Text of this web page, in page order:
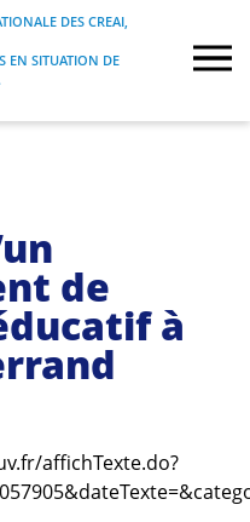
NATIONALE DES CREAI, EN
EN SITUATION
DES CREAI,
EN SITUATION DE
de
à
affichTexte.do?